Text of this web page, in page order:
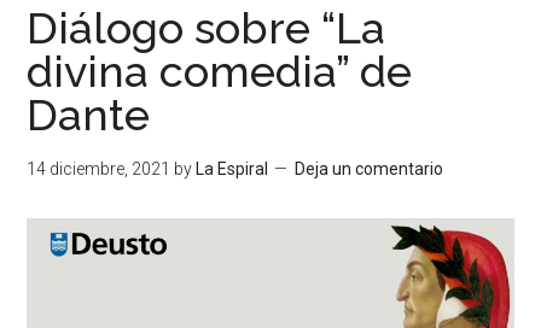
Diálogo sobre “La
divina comedia” de
Dante
14 diciembre, 2021 by La Espiral Deja un comentario